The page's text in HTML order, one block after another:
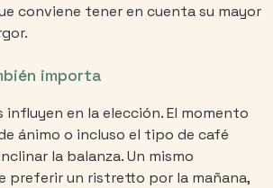
conviene tener en cuenta su mayor
importa
influyen en la elección. El momento
ánimo o incluso el tipo de café
la balanza. Un mismo
preferir un ristretto por la mañana,